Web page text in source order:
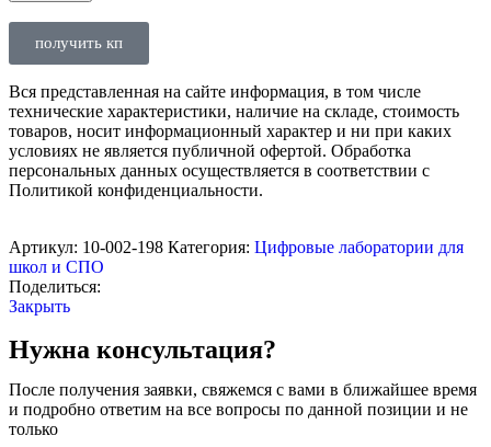
получить кп
Вся представленная на сайте информация, в том числе
технические характеристики, наличие на складе, стоимость
товаров, носит информационный характер и ни при каких
условиях не является публичной офертой. Обработка
персональных данных осуществляется в соответствии с
Политикой конфиденциальности.
Артикул: 10-002-198 Категория: Цифровые лаборатории для
школ и СПО
Поделиться:
Закрыть
Нужна консультация?
После получения заявки, свяжемся с вами в ближайшее время
и подробно ответим на все вопросы по данной позиции и не
только